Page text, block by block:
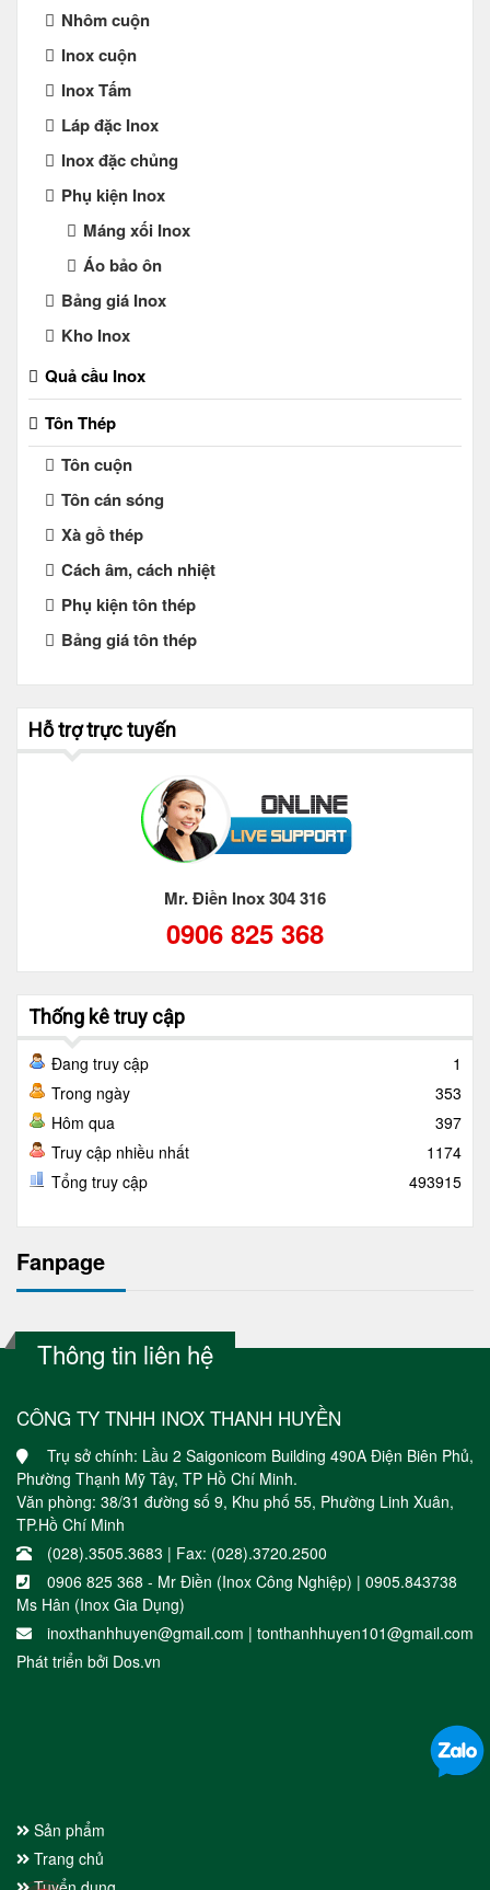
Nhôm cuộn
Inox cuộn
Inox Tấm
Láp đặc Inox
Inox đặc chủng
Phụ kiện Inox
Máng xối Inox
Áo bảo ôn
Bảng giá Inox
Kho Inox
Quả cầu Inox
Tôn Thép
Tôn cuộn
Tôn cán sóng
Xà gồ thép
Cách âm, cách nhiệt
Phụ kiện tôn thép
Bảng giá tôn thép
Hỗ trợ trực tuyến
Mr. Điền Inox 304 316
0906 825 368
Thống kê truy cập
Đang truy cập
1
Trong ngày
353
Hôm qua
397
Truy cập nhiều nhất
1174
Tổng truy cập
493915
Fanpage
Thông tin liên hệ
CÔNG TY TNHH INOX THANH HUYỀN
Trụ sở chính: Lầu 2 Saigonicom Building 490A Điện Biên Phủ,
Phường Thạnh Mỹ Tây, TP Hồ Chí Minh.
Văn phòng: 38/31 đường số 9, Khu phố 55, Phường Linh Xuân,
TP.Hồ Chí Minh
(028).3505.3683 | Fax: (028).3720.2500
0906 825 368 - Mr Điền (Inox Công Nghiệp) | 0905.843738
Ms Hân (Inox Gia Dụng)
inoxthanhhuyen@gmail.com | tonthanhhuyen101@gmail.com
Phát triển bởi Dos.vn
Sản phẩm
Trang chủ